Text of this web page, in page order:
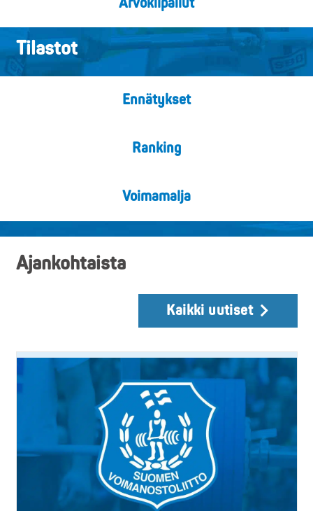
Tilastot
Ennätykset
Ranking
Voimamalja
Ajankohtaista
Kaikki uutiset